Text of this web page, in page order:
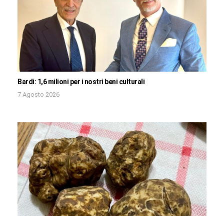
Bardi: 1,6 milioni per i nostri beni culturali
7 Agosto 2026